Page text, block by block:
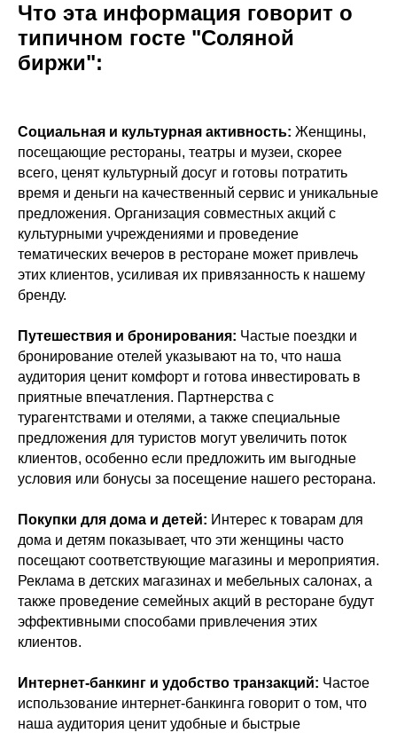
Что эта информация говорит о
типичном госте "Соляной
биржи":
Социальная и культурная активность: Женщины,
посещающие рестораны, театры и музеи, скорее
всего, ценят культурный досуг и готовы потратить
время и деньги на качественный сервис и уникальные
предложения. Организация совместных акций с
культурными учреждениями и проведение
тематических вечеров в ресторане может привлечь
этих клиентов, усиливая их привязанность к нашему
бренду.
Путешествия и бронирования: Частые поездки и
бронирование отелей указывают на то, что наша
аудитория ценит комфорт и готова инвестировать в
приятные впечатления. Партнерства с
турагентствами и отелями, а также специальные
предложения для туристов могут увеличить поток
клиентов, особенно если предложить им выгодные
условия или бонусы за посещение нашего ресторана.
Покупки для дома и детей: Интерес к товарам для
дома и детям показывает, что эти женщины часто
посещают соответствующие магазины и мероприятия.
Реклама в детских магазинах и мебельных салонах, а
также проведение семейных акций в ресторане будут
эффективными способами привлечения этих
клиентов.
Интернет-банкинг и удобство транзакций: Частое
использование интернет-банкинга говорит о том, что
наша аудитория ценит удобные и быстрые